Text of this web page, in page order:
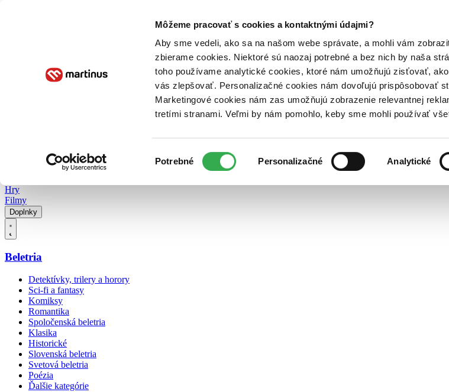
Môžeme pracovať s cookies a kontaktnými údajmi?
Aby sme vedeli, ako sa na našom webe správate, a mohli vám
zbierame cookies. Niektoré sú naozaj potrebné a bez nich by naša
toho používame analytické cookies, ktoré nám umožňujú zisťovať,
vás zlepšovať. Personalizačné cookies nám dovoľujú prispôsobovať
Marketingové cookies nám zas umožňujú zobrazenie relevantnej
tretími stranami. Veľmi by nám pomohlo, keby sme mohli používať
súhlasu
Potrebné Personalizačné Analytické
Poukážky Kontakt
Hry
Filmy
Doplnky
Beletria
Detektívky, trilery a horory
Sci-fi a fantasy
Komiksy
Romantika
Spoločenská beletria
Klasika
Historické
Slovenská beletria
Svetová beletria
Poézia
Ďalšie kategórie